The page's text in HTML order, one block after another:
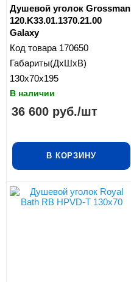
Душевой уголок Grossman
120.K33.01.1370.21.00
Galaxy
Код товара 170650
Габариты(ДхШхВ)
130x70x195
В наличии
36 600 руб./шт
В КОРЗИНУ